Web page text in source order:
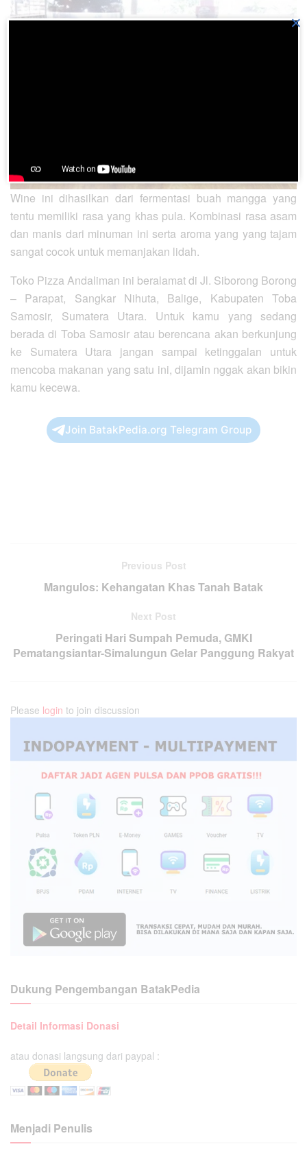
Wine ini dihasilkan dari fermentasi buah mangga yang
tentu memiliki rasa yang khas pula. Kombinasi rasa asam
dan manis dari minuman ini serta aroma yang yang tajam
sangat cocok untuk memanjakan lidah.
Toko Pizza Andaliman ini beralamat di Jl. Siborong Borong
– Parapat, Sangkar Nihuta, Balige, Kabupaten Toba
Samosir, Sumatera Utara. Untuk kamu yang sedang
berada di Toba Samosir atau berencana akan berkunjung
ke Sumatera Utara jangan sampai ketinggalan untuk
mencoba makanan yang satu ini, dijamin nggak akan bikin
kamu kecewa.
Join BatakPedia.org Telegram Group
Previous Post
Mangulos: Kehangatan Khas Tanah Batak
Next Post
Peringati Hari Sumpah Pemuda, GMKI
Pematangsiantar-Simalungun Gelar Panggung Rakyat
Please login to join discussion
Dukung Pengembangan BatakPedia
Detail Informasi Donasi
atau donasi langsung dari paypal :
Menjadi Penulis
×